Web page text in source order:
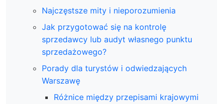
Najczęstsze mity i nieporozumienia
Jak przygotować się na kontrolę
sprzedawcy lub audyt własnego punktu
sprzedażowego?
Porady dla turystów i odwiedzających
Warszawę
Różnice między przepisami krajowymi